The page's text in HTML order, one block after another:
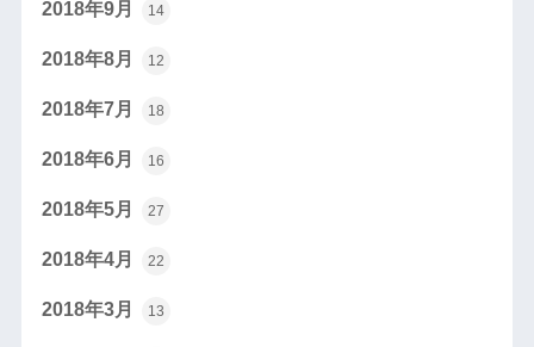
2018年9月 14
2018年8月 12
2018年7月 18
2018年6月 16
2018年5月 27
2018年4月 22
2018年3月 13